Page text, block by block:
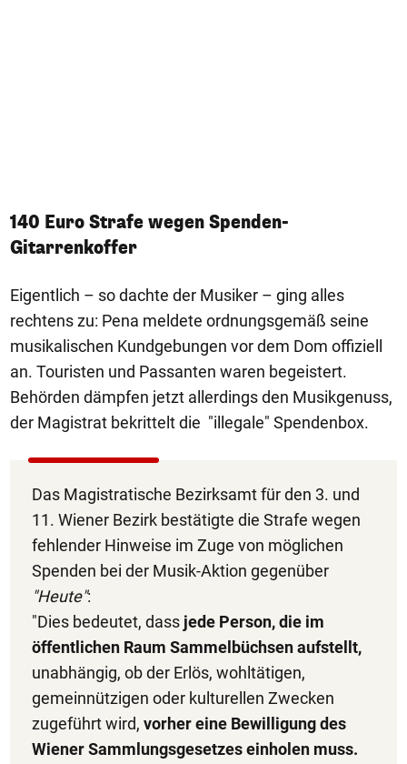
140 Euro Strafe wegen Spenden-
Gitarrenkoffer
Eigentlich – so dachte der Musiker – ging alles
rechtens zu: Pena meldete ordnungsgemäß seine
musikalischen Kundgebungen vor dem Dom offiziell
an. Touristen und Passanten waren begeistert.
Behörden dämpfen jetzt allerdings den Musikgenuss,
der Magistrat bekrittelt die "illegale" Spendenbox.
Das Magistratische Bezirksamt für den 3. und
11. Wiener Bezirk bestätigte die Strafe wegen
fehlender Hinweise im Zuge von möglichen
Spenden bei der Musik-Aktion gegenüber
"Heute":
"Dies bedeutet, dass jede Person, die im
öffentlichen Raum Sammelbüchsen aufstellt,
unabhängig, ob der Erlös, wohltätigen,
gemeinnützigen oder kulturellen Zwecken
zugeführt wird, vorher eine Bewilligung des
Wiener Sammlungsgesetzes einholen muss.